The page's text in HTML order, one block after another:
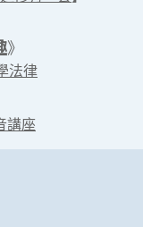
》
法律
講座